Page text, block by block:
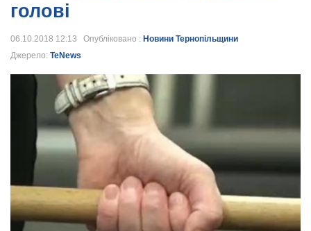
голові
06.10.2018 12:13 Опубліковано : Новини Тернопільщини
Джерело: TeNews